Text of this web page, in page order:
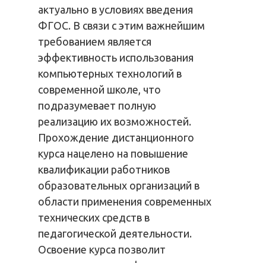
актуально в условиях введения
ФГОС. В связи с этим важнейшим
требованием является
эффективность использования
компьютерных технологий в
современной школе, что
подразумевает полную
реализацию их возможностей.
Прохождение дистанционного
курса нацелено на повышение
квалификации работников
образовательных организаций в
области применения современных
технических средств в
педагогической деятельности.
Освоение курса позволит